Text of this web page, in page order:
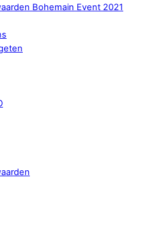
Bohemain Event 2021